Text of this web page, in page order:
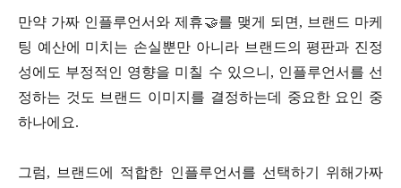
만약 가짜 인플루언서와 제휴🤝를 맺게 되면, 브랜드 마케
팅 예산에 미치는 손실뿐만 아니라 브랜드의 평판과 진정
성에도 부정적인 영향을 미칠 수 있으니, 인플루언서를 선
정하는 것도 브랜드 이미지를 결정하는데 중요한 요인 중
하나에요.
그럼, 브랜드에 적합한 인플루언서를 선택하기 위해가짜